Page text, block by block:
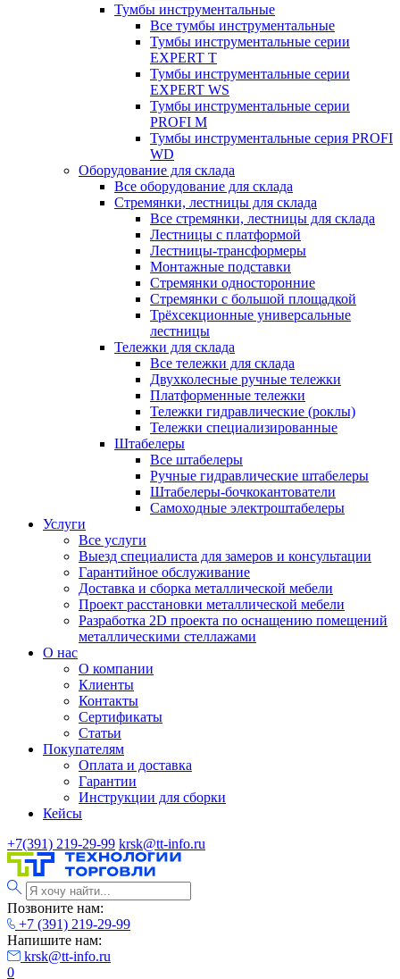
Тумбы инструментальные
Все тумбы инструментальные
Тумбы инструментальные серии
EXPERT T
Тумбы инструментальные серии
EXPERT WS
Тумбы инструментальные серии
PROFI M
Тумбы инструментальные серия PROFI
WD
Оборудование для склада
Все оборудование для склада
Стремянки, лестницы для склада
Все стремянки, лестницы для склада
Лестницы с платформой
Лестницы-трансформеры
Монтажные подставки
Стремянки односторонние
Стремянки с большой площадкой
Трёхсекционные универсальные
лестницы
Тележки для склада
Все тележки для склада
Двухколесные ручные тележки
Платформенные тележки
Тележки гидравлические (роклы)
Тележки специализированные
Штабелеры
Все штабелеры
Ручные гидравлические штабелеры
Штабелеры-бочкокантователи
Самоходные электроштабелеры
Услуги
Все услуги
Выезд специалиста для замеров и консультации
Гарантийное обслуживание
Доставка и сборка металлической мебели
Проект расстановки металлической мебели
Разработка 2D проекта по оснащению помещений
металлическими стеллажами
О нас
О компании
Клиенты
Контакты
Сертификаты
Статьи
Покупателям
Оплата и доставка
Гарантии
Инструкции для сборки
Кейсы
+7(391) 219-29-99 krsk@tt-info.ru
Позвоните нам:
+7 (391) 219-29-99
Напишите нам:
krsk@tt-info.ru
0